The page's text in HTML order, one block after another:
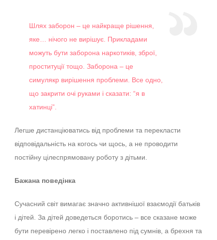
Шлях заборон – це найкраще рішення,
яке… нічого не вирішує. Прикладами
можуть бути заборона наркотиків, зброї,
проституції тощо. Заборона – це
симулякр вирішення проблеми. Все одно,
що закрити очі руками і сказати: “я в
хатинці”.
Легше дистанціюватись від проблеми та перекласти
відповідальність на когось чи щось, а не проводити
постійну цілеспрямовану роботу з дітьми.
Бажана поведінка
Сучасний світ вимагає значно активнішої взаємодії батьків
і дітей. За дітей доведеться боротись – все сказане може
бути перевірено легко і поставлено під сумнів, а брехня та